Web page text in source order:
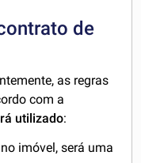
de
as regras
com a
utilizado:
imóvel, será uma